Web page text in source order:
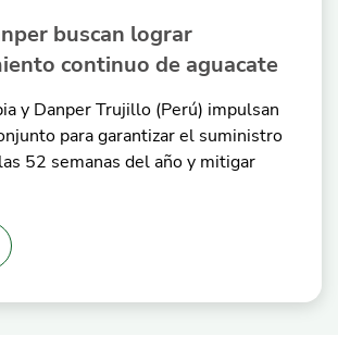
buscan lograr
continuo de aguacate
y Danper Trujillo (Perú) impulsan
para garantizar el suministro
52 semanas del año y mitigar